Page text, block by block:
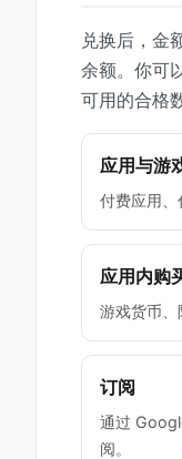
兑换后，金
余额。你可
可用的合格
应用与游
付费应用、
应用内购
游戏货币、
订阅
通过
阅。